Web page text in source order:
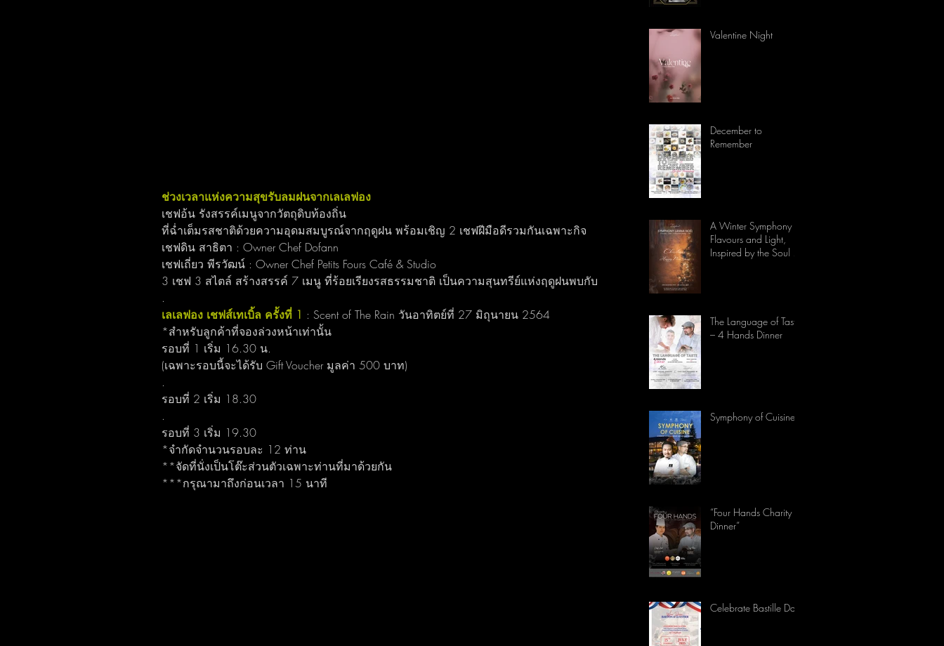
ช่วงเวลาแห่งความสุขรับลมฝนจากเลเลฟอง
เชฟอ้น รังสรรค์เมนูจากวัตถุดิบท้องถิ่น
ที่ฉ่ำเต็มรสชาติด้วยความอุดมสมบูรณ์จากฤดูฝน พร้อมเชิญ 2 เชฟฝีมือดีรวมกันเฉพาะกิจ
เชฟดิน สาธิตา : Owner Chef Dofann
เชฟเถี่ยว พีรวัฒน์ : Owner Chef Petits Fours Café & Studio
3 เชฟ 3 สไตล์ สร้างสรรค์ 7 เมนู ที่ร้อยเรียงรสธรรมชาติ เป็นความสุนทรีย์แห่งฤดูฝนพบกับ
.
เลเลฟอง เชฟส์เทเบิ้ล ครั้งที่ 1 : Scent of The Rain วันอาทิตย์ที่ 27 มิถุนายน 2564
*สำหรับลูกค้าที่จองล่วงหน้าเท่านั้น
รอบที่ 1 เริ่ม 16.30 น.
(เฉพาะรอบนี้จะได้รับ Gift Voucher มูลค่า 500 บาท)
.
รอบที่ 2 เริ่ม 18.30
.
รอบที่ 3 เริ่ม 19.30
*จำกัดจำนวนรอบละ 12 ท่าน
**จัดที่นั่งเป็นโต๊ะส่วนตัวเฉพาะท่านที่มาด้วยกัน
***กรุณามาถึงก่อนเวลา 15 นาที
Valentine Night
December to
Remember
A Winter Symphony of
Flavours and Light,
Inspired by the Soul of
The Language of Taste
– 4 Hands Dinner
Symphony of Cuisine
“Four Hands Charity
Dinner”
Celebrate Bastille Day